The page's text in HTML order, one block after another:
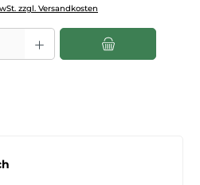
zzgl. Versandkosten
Wert ein oder benutze die